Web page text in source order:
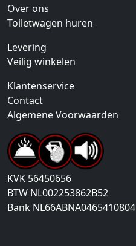
Over ons
Toiletwagen huren
Levering
Veilig winkelen
Klantenservice
Contact
Algemene Voorwaarden
KVK 56450656
BTW NL002253862B52
Bank NL66ABNA0465410804